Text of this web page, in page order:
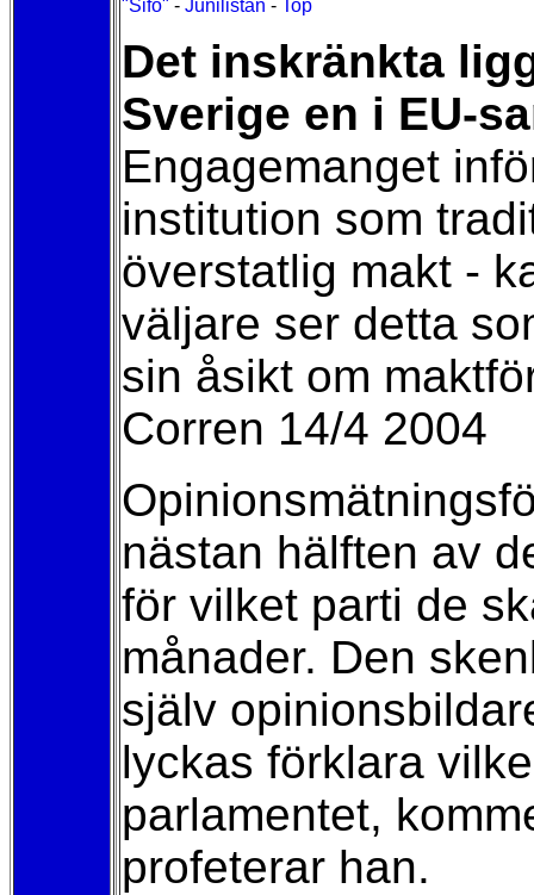
"Sifo" - Junilistan - Top
Det inskränkta
Sverige en i EU-
Engagemanget
institution som
överstatlig makt -
väljare ser detta
sin åsikt om
Corren 14/4 2004
nästan hälften av
för vilket parti de
månader. Den
själv
lyckas förklara
parlamentet,
profeterar han.